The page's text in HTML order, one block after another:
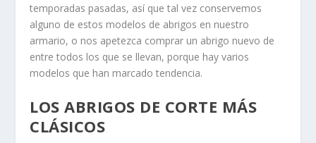
temporadas pasadas, así que tal vez conservemos
alguno de estos modelos de abrigos en nuestro
armario, o nos apetezca comprar un abrigo nuevo de
entre todos los que se llevan, porque hay varios
modelos que han marcado tendencia.
LOS ABRIGOS DE CORTE MÁS
CLÁSICOS